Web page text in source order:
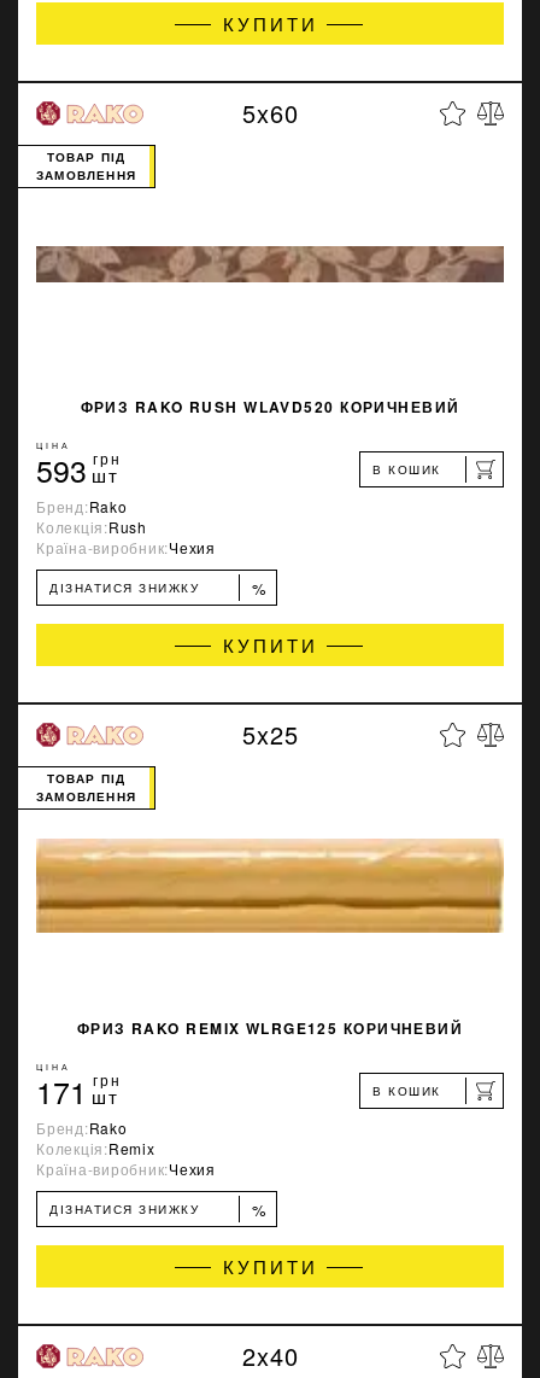
КУПИТИ
5x60
ФРИЗ RAKO RUSH WLAVD520 КОРИЧНЕВИЙ
ТОВАР ПІД
ЗАМОВЛЕННЯ
ЦІНА
593 грн
шт В КОШИК
Бренд:Rako
Колекція:Rush
Країна-виробник:Чехия
ДІЗНАТИСЯ ЗНИЖКУ %
КУПИТИ
5x25
ФРИЗ RAKO REMIX WLRGE125 КОРИЧНЕВИЙ
ТОВАР ПІД
ЗАМОВЛЕННЯ
ЦІНА
171 грн
шт В КОШИК
Бренд:Rako
Колекція:Remix
Країна-виробник:Чехия
ДІЗНАТИСЯ ЗНИЖКУ %
КУПИТИ
2x40